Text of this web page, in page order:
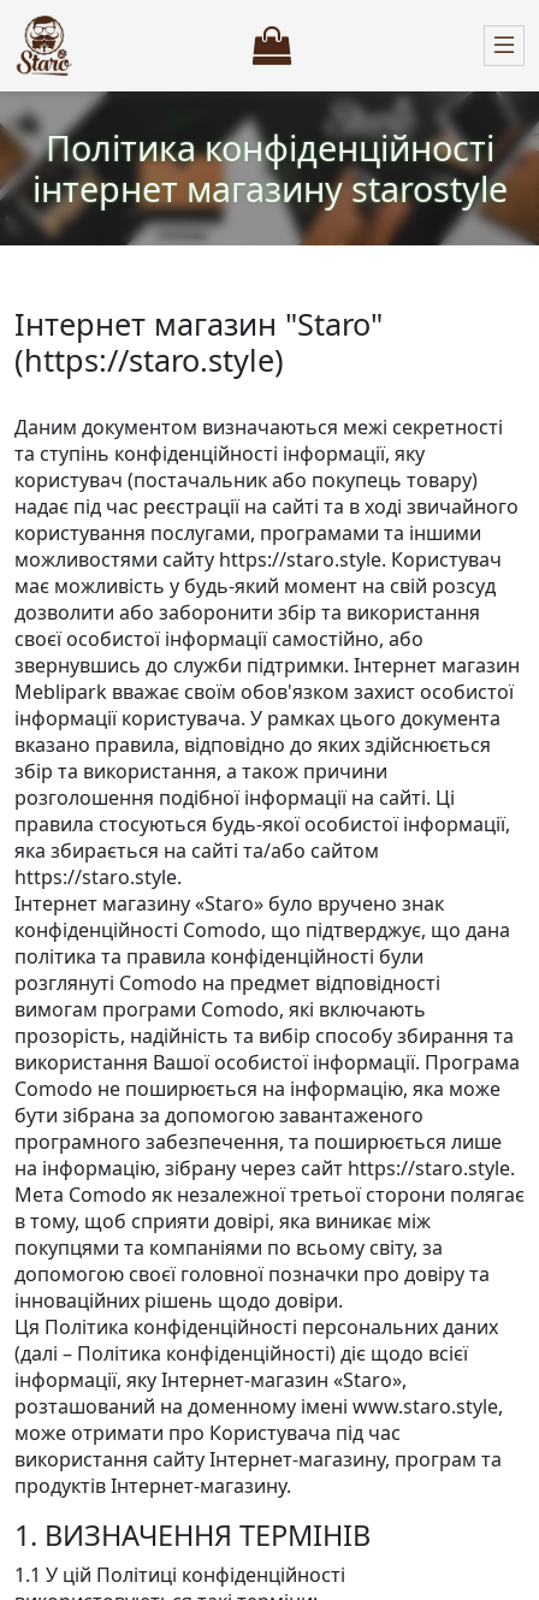
Політика конфіденційності
інтернет магазину starostyle
Інтернет магазин "Staro"
(https://staro.style)
Даним документом визначаються межі секретності
та ступінь конфіденційності інформації, яку
користувач (постачальник або покупець товару)
надає під час реєстрації на сайті та в ході звичайного
користування послугами, програмами та іншими
можливостями сайту https://staro.style. Користувач
має можливість у будь-який момент на свій розсуд
дозволити або заборонити збір та використання
своєї особистої інформації самостійно, або
звернувшись до служби підтримки. Інтернет магазин
Meblipark вважає своїм обов'язком захист особистої
інформації користувача. У рамках цього документа
вказано правила, відповідно до яких здійснюється
збір та використання, а також причини
розголошення подібної інформації на сайті. Ці
правила стосуються будь-якої особистої інформації,
яка збирається на сайті та/або сайтом
https://staro.style.
Інтернет магазину «Staro» було вручено знак
конфіденційності Comodo, що підтверджує, що дана
політика та правила конфіденційності були
розглянуті Comodo на предмет відповідності
вимогам програми Comodo, які включають
прозорість, надійність та вибір способу збирання та
використання Вашої особистої інформації. Програма
Comodo не поширюється на інформацію, яка може
бути зібрана за допомогою завантаженого
програмного забезпечення, та поширюється лише
на інформацію, зібрану через сайт https://staro.style.
Мета Comodo як незалежної третьої сторони полягає
в тому, щоб сприяти довірі, яка виникає між
покупцями та компаніями по всьому світу, за
допомогою своєї головної позначки про довіру та
інноваційних рішень щодо довіри.
Ця Політика конфіденційності персональних даних
(далі – Політика конфіденційності) діє щодо всієї
інформації, яку Інтернет-магазин «Staro»,
розташований на доменному імені www.staro.style,
може отримати про Користувача під час
використання сайту Інтернет-магазину, програм та
продуктів Інтернет-магазину.
1. ВИЗНАЧЕННЯ ТЕРМІНІВ
1.1 У цій Політиці конфіденційності